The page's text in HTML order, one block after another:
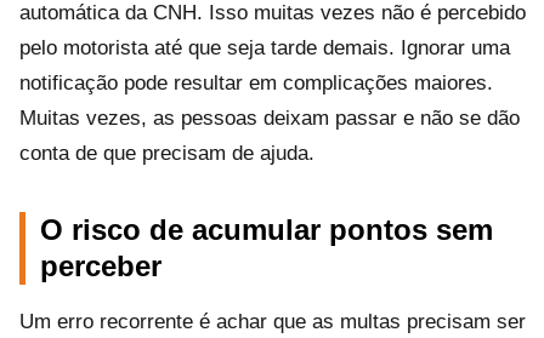
automática da CNH. Isso muitas vezes não é percebido
pelo motorista até que seja tarde demais. Ignorar uma
notificação pode resultar em complicações maiores.
Muitas vezes, as pessoas deixam passar e não se dão
conta de que precisam de ajuda.
O risco de acumular pontos sem
perceber
Um erro recorrente é achar que as multas precisam ser